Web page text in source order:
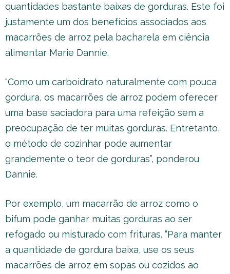
quantidades bastante baixas de gorduras. Este foi
justamente um dos benefícios associados aos
macarrões de arroz pela bacharela em ciência
alimentar Marie Dannie.
“Como um carboidrato naturalmente com pouca
gordura, os macarrões de arroz podem oferecer
uma base saciadora para uma refeição sem a
preocupação de ter muitas gorduras. Entretanto,
o método de cozinhar pode aumentar
grandemente o teor de gorduras”, ponderou
Dannie.
Por exemplo, um macarrão de arroz como o
bifum pode ganhar muitas gorduras ao ser
refogado ou misturado com frituras. “Para manter
a quantidade de gordura baixa, use os seus
macarrões de arroz em sopas ou cozidos ao